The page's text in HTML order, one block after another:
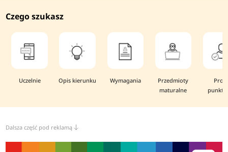
Czego szukasz
Uczelnie Opis kierunku Wymagania
Przedmioty
maturalne
Dalsza część pod reklamą